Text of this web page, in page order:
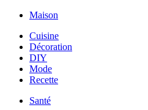
Maison
Cuisine
Décoration
DIY
Mode
Recette
Santé